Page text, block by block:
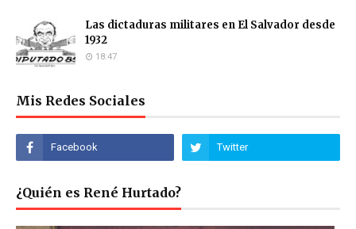
Las dictaduras militares en El Salvador desde
1932
18:47
Mis Redes Sociales
¿Quién es René Hurtado?